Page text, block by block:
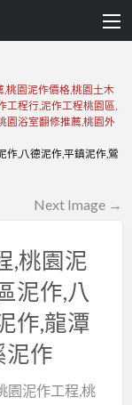
桃園泥作價格,桃園土木
工程行,泥作工程桃園區,
園浴室翻修推薦,桃園外
作,八德泥作,平鎮泥作,鶯
Next Image →
,桃園泥
泥作,八
作,龍潭
泥作
園泥作工程,桃